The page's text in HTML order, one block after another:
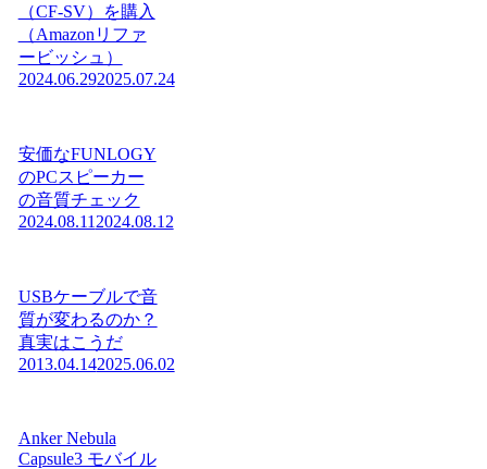
（CF-SV）を購入
（Amazonリファ
ービッシュ）
2024.06.292025.07.24
安価なFUNLOGY
のPCスピーカー
の音質チェック
2024.08.11 2024.08.12
USBケーブルで音
質が変わるのか？
真実はこうだ
2013.04.142025.06.02
Anker Nebula
Capsule3 モバイル